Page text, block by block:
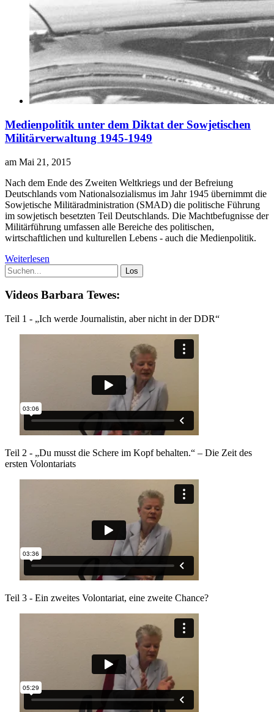
Medienpolitik unter dem Diktat der Sowjetischen
Militärverwaltung 1945-1949
am Mai 21, 2015
Nach dem Ende des Zweiten Weltkriegs und der Befreiung
Deutschlands vom Nationalsozialismus im Jahr 1945 übernimmt die
Sowjetische Militäradministration (SMAD) die politische Führung
im sowjetisch besetzten Teil Deutschlands. Die Machtbefugnisse der
Militärführung umfassen alle Bereiche des politischen,
wirtschaftlichen und kulturellen Lebens - auch die Medienpolitik.
Weiterlesen
Videos Barbara Tewes:
Teil 1 - „Ich werde Journalistin, aber nicht in der DDR“
Teil 2 - „Du musst die Schere im Kopf behalten.“ – Die Zeit des
ersten Volontariats
Teil 3 - Ein zweites Volontariat, eine zweite Chance?